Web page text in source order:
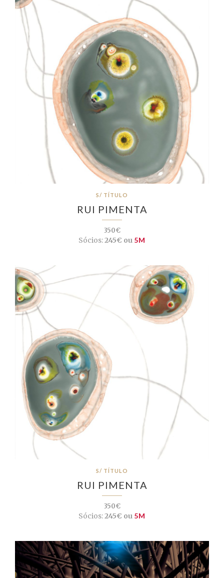
S/ TÍTULO
RUI PIMENTA
350€
Sócios:245€ ou 5M
S/ TÍTULO
RUI PIMENTA
350€
Sócios:245€ ou 5M